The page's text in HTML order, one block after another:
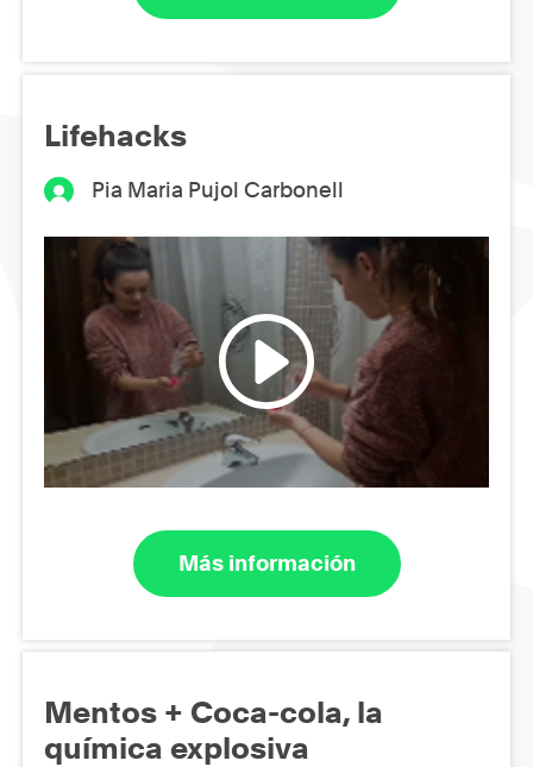
Lifehacks
Pia Maria Pujol Carbonell
Más información
Mentos + Coca-cola, la
química explosiva